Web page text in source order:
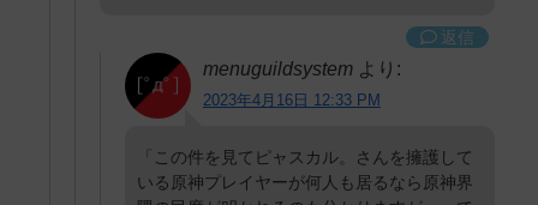
返信
menuguildsystem より:
2023年4月16日 12:33 PM
「この件を見てピャスカル。さんを擁護して
いる原神プレイヤーが何人も居るなら原神界